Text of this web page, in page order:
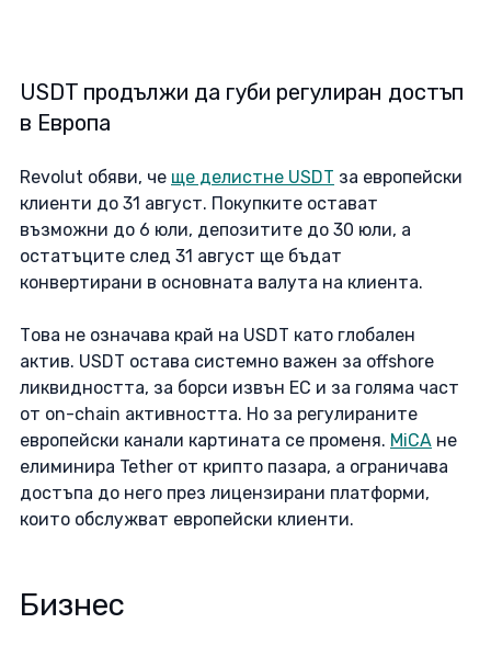
USDT продължи да губи регулиран достъп
в Европа
Revolut обяви, че ще делистне USDT за европейски
клиенти до 31 август. Покупките остават
възможни до 6 юли, депозитите до 30 юли, а
остатъците след 31 август ще бъдат
конвертирани в основната валута на клиента.
Това не означава край на USDT като глобален
актив. USDT остава системно важен за offshore
ликвидността, за борси извън ЕС и за голяма част
от on-chain активността. Но за регулираните
европейски канали картината се променя. MiCA не
елиминира Tether от крипто пазара, а ограничава
достъпа до него през лицензирани платформи,
които обслужват европейски клиенти.
Бизнес